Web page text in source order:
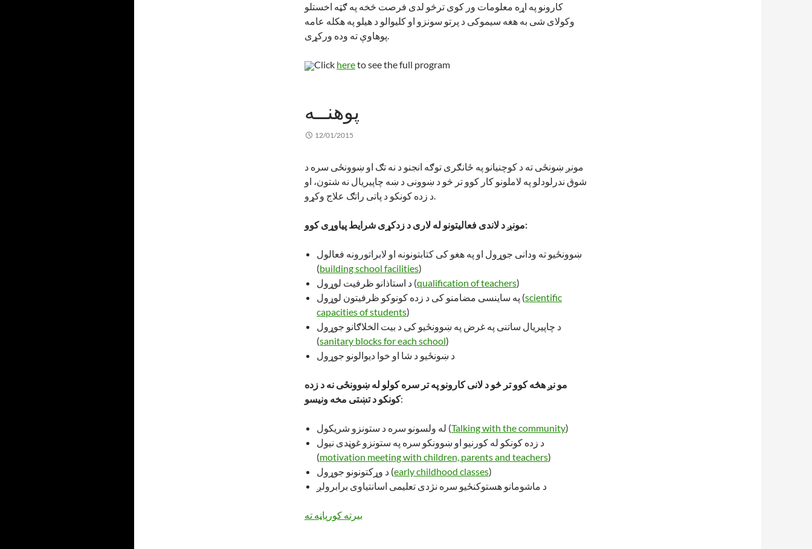
کارونو په اړه معلومات ور کوی ترڅو لدی فرصت څخه په ګټه اخستلو
وکولای شی به هغه سیموکی د پرتو سونزو او کلیوالو د هیلو په هکله عامه
پوهاوې ته وده ورکړی.
Click hereto see the full program
پوهنــه
12/01/2015
مونږ ښونځی ته د کوچنیانو په ځانګری توګه انجنو د نه تګ او ښوونځی سره د
شوق ندرلودلو په لاملونو کار کوو تر څو د ښوونی د ښه چاپیریال نه شتون، او
د زده کونکو د پاتی راتګ علاج وکړو.
مونږ د لاندی فعالیتونو له لاری د زدکړی شرایط پیاوړی کوو:
ښوونځیو ته ودانی جوړول او په هغو کی کتابتونونه او لابراتورونه فعالول
(building school facilities)
د استاذانو ظرفیت لوړول (qualification of teachers)
په ساینسی مضامنو کی د زده کونوکو ظرفیتون لوړول (scientific
capacities of students)
د چاپیریال ساتنی په غرض په ښوونځیو کی د بیت الخلاګانو جوړول
(sanitary blocks for each school)
د ښونځیو د شا او خوا دیوالونو جوړول
مو نږ هڅه کوو تر څو د لانی کارونو په تر سره کولو له ښوونځی نه د زده
کونکو د تښتی مخه ونیسو:
له ولسونو سره د ستونزو شریکول (Talking with the community)
د زده کونکو له کورنیو او ښوونکو سره په ستونزو غوڼدی نیول
(motivation meeting with children, parents and teachers)
د وړکتونونو جوړول (early childhood classes)
د ماشومانو هستوکنځیو سره نژدی تعلیمی اسانتیاوی برابرولږ
بیرته کورپاڼه ته